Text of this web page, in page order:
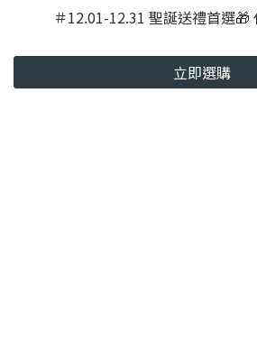
＃12.01-12.31 聖誕送禮首選🎁
立即選購